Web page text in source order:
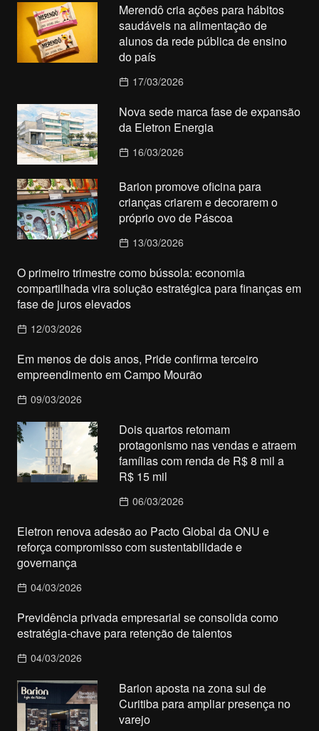
Merendô cria ações para hábitos
saudáveis na alimentação de
alunos da rede pública de ensino
do país
17/03/2026
Nova sede marca fase de expansão
da Eletron Energia
16/03/2026
Barion promove oficina para
crianças criarem e decorarem o
próprio ovo de Páscoa
13/03/2026
O primeiro trimestre como bússola: economia
compartilhada vira solução estratégica para finanças em
fase de juros elevados
12/03/2026
Em menos de dois anos, Pride confirma terceiro
empreendimento em Campo Mourão
09/03/2026
Dois quartos retomam
protagonismo nas vendas e atraem
famílias com renda de R$ 8 mil a
R$ 15 mil
06/03/2026
Eletron renova adesão ao Pacto Global da ONU e
reforça compromisso com sustentabilidade e
governança
04/03/2026
Previdência privada empresarial se consolida como
estratégia-chave para retenção de talentos
04/03/2026
Barion aposta na zona sul de
Curitiba para ampliar presença no
varejo